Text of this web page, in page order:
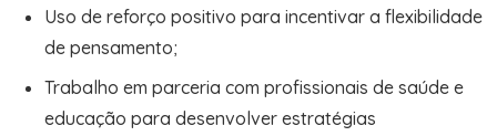
Uso de reforço positivo para incentivar a flexibilidade
de pensamento;
Trabalho em parceria com profissionais de saúde e
educação para desenvolver estratégias